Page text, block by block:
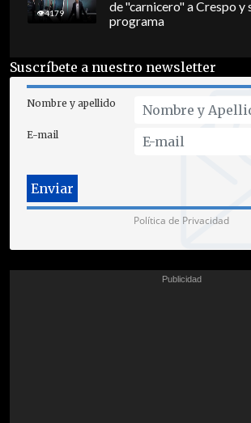
4179
de "carnicero" a Crespo y
programa
Suscríbete a nuestro newsletter
Nombre y apellido
E-mail
Política de Privacidad